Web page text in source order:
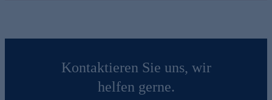
Kontaktieren Sie uns, wir
helfen gerne.